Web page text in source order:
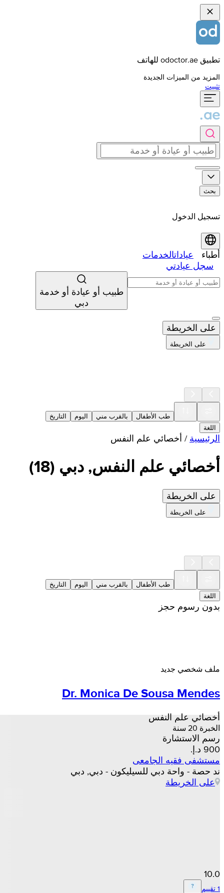
تطبيق odoctor.ae للهاتف
المزيد من الميزات الجديدة
تثبيت
بحث
تسجيل الدخول
أطباء عياداتالخدمات
سجل عيادتي
طبيب أو عيادة أو خدمة
دبي
على الخريطة
على الخريطة
طب الأطفال بالقرب مني اليوم
التاريخ
اللغة
الرئيسية/أخصائي علم النفس
أخصائي علم النفس, دبي(
18
)
على الخريطة
على الخريطة
طب الأطفال بالقرب مني اليوم
التاريخ
اللغة
بدون رسوم حجز
ملف شخصي جديد
Dr. Monica De Sousa Mendes
أخصائي علم النفس
الخبرة 20 سنة
رسم الاستشارة
مستشفى فقيه الجامعى
ند حصة - واحة دبي للسيليكون - دبي, دبي
على الخريطة
10.0